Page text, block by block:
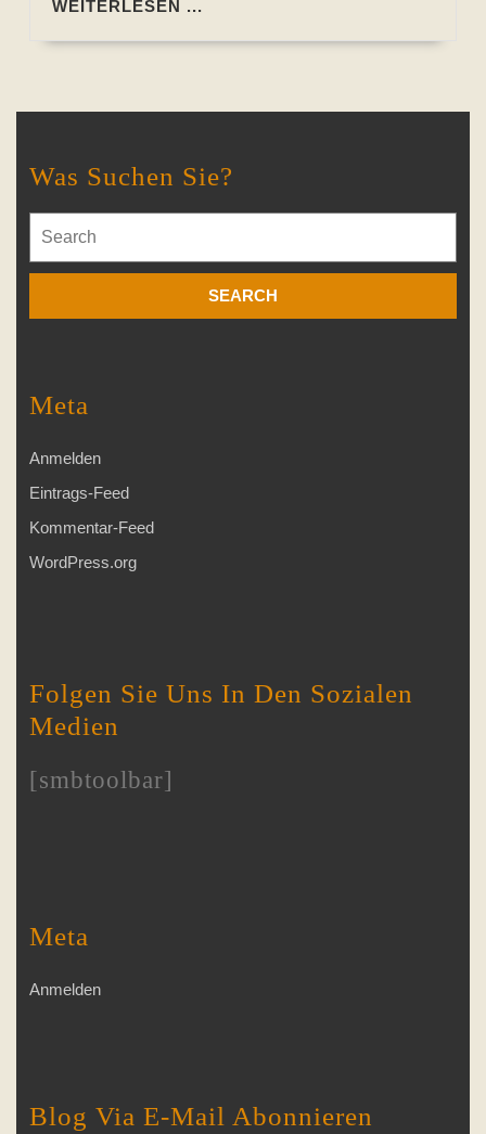
WEITERLESEN ...
Was Suchen Sie?
for:
Meta
Anmelden
Eintrags-Feed
Kommentar-Feed
WordPress.org
Folgen Sie Uns In Den Sozialen
Medien
[smbtoolbar]
Meta
Anmelden
Blog Via E-Mail Abonnieren